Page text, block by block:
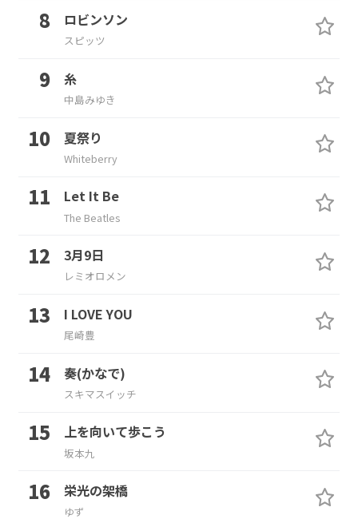
ロビンソン
スピッツ
糸
中島みゆき
夏祭り
Whiteberry
Let It Be
The Beatles
3月9日
レミオロメン
I LOVE YOU
尾崎豊
奏(かなで)
スキマスイッチ
上を向いて歩こう
坂本九
栄光の架橋
ゆず